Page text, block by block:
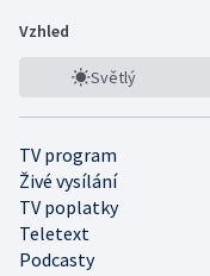
Vzhled
Světlý
TV program
Živé vysílání
TV poplatky
Teletext
Podcasty